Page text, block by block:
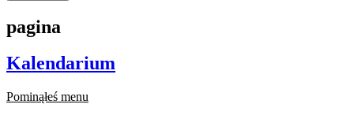
pagina
Kalendarium
Pominąłeś menu